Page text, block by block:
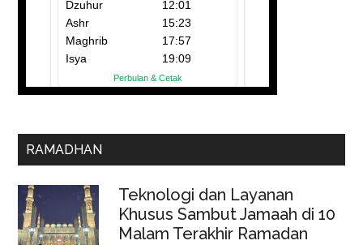
RAMADHAN
Teknologi dan Layanan
Khusus Sambut Jamaah di 10
Malam Terakhir Ramadan